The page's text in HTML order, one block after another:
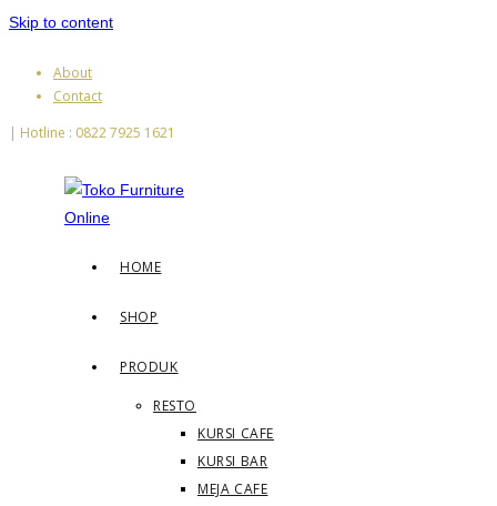
Skip to content
About
Contact
| Hotline : 0822 7925 1621
HOME
SHOP
PRODUK
RESTO
KURSI CAFE
KURSI BAR
MEJA CAFE